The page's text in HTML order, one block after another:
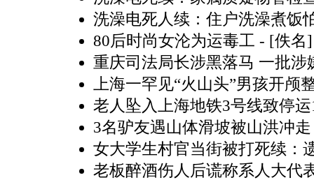
洗澡电死人续：住户洗澡煮饭
80后时尚女沦为运毒工 - [佚名]
重庆司法局长涉黑落马 一批涉
上海一罕见“火山头”男孩开颅
老人坠入上海地铁3号线致停
3名驴友遇山体滑坡被山洪冲走
女大学生村官当街被打死续：
老板醉酒伤人后谎称系人大代